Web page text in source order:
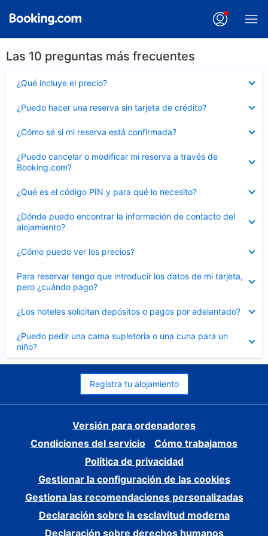
Las 10 preguntas más frecuentes
¿Qué incluye el precio?
cerrado
¿Puedo hacer una reserva sin tarjeta de crédito?
cerrado
¿Cómo sé si mi reserva está confirmada?
cerrado
¿Puedo cancelar o modificar mi reserva a través de
Booking.com?
cerrado
¿Qué es el código PIN y para qué lo necesito?
cerrado
¿Dónde puedo encontrar la información de contacto del
alojamiento?
cerrado
¿Cómo puedo ver los precios?
cerrado
Para reservar tengo que introducir los datos de mi tarjeta,
pero ¿cuándo pago?
cerrado
¿Los hoteles solicitan depósitos o pagos por adelantado?
cerrado
¿Puedo pedir una cama supletoria o una cuna para un
niño?
cerrado
Registra tu alojamiento
Versión para ordenadores
Condiciones del servicio
Cómo trabajamos
Política de privacidad
Gestionar la configuración de las cookies
Gestiona las recomendaciones personalizadas
Declaración sobre la esclavitud moderna
Declaración sobre derechos humanos